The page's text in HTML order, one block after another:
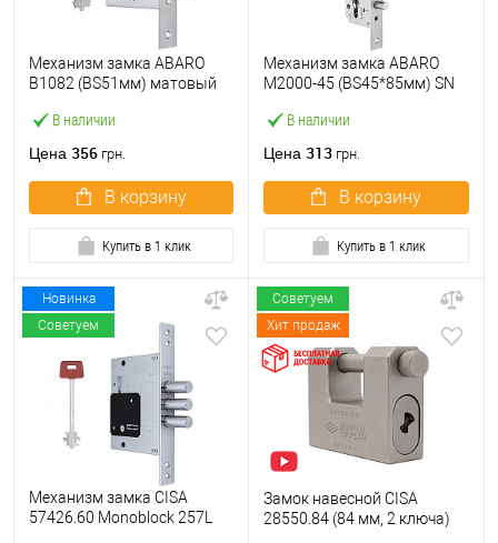
В наличии
Механизм замка ABARO
B1082 (BS51мм) матовый
Цена 356 грн.
В корзину
Купить в 1 клик
В наличии
Механизм замка ABARO
M2000-45 (BS45*85мм) SN
Цена 313 грн.
В корзину
Купить в 1 клик
Новинка
Советуем
Механизм замка CISA
57426.60 Monoblock 257L
Советуем
Хит продаж
Замок навесной CISA
28550.84 (84 мм, 2 ключа)